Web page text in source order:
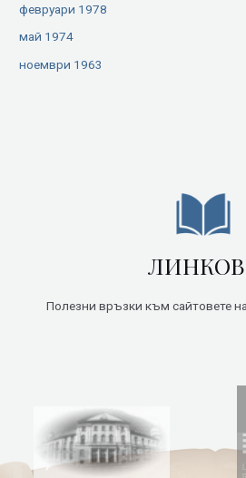
февруари 1978
май 1974
ноември 1963
Полезни връзки към сайтовете